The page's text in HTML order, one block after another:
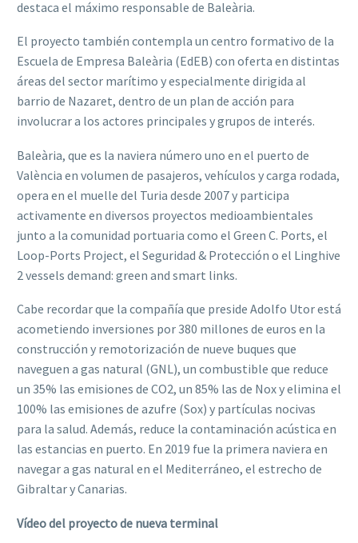
destaca el máximo responsable de Baleària.
El proyecto también contempla un centro formativo de la
Escuela de Empresa Baleària (EdEB) con oferta en distintas
áreas del sector marítimo y especialmente dirigida al
barrio de Nazaret, dentro de un plan de acción para
involucrar a los actores principales y grupos de interés.
Baleària, que es la naviera número uno en el puerto de
València en volumen de pasajeros, vehículos y carga rodada,
opera en el muelle del Turia desde 2007 y participa
activamente en diversos proyectos medioambientales
junto a la comunidad portuaria como el Green C. Ports, el
Loop-Ports Project, el Seguridad & Protección o el Linghive
2 vessels demand: green and smart links.
Cabe recordar que la compañía que preside Adolfo Utor está
acometiendo inversiones por 380 millones de euros en la
construcción y remotorización de nueve buques que
naveguen a gas natural (GNL), un combustible que reduce
un 35% las emisiones de CO2, un 85% las de Nox y elimina el
100% las emisiones de azufre (Sox) y partículas nocivas
para la salud. Además, reduce la contaminación acústica en
las estancias en puerto. En 2019 fue la primera naviera en
navegar a gas natural en el Mediterráneo, el estrecho de
Gibraltar y Canarias.
Vídeo del proyecto de nueva terminal